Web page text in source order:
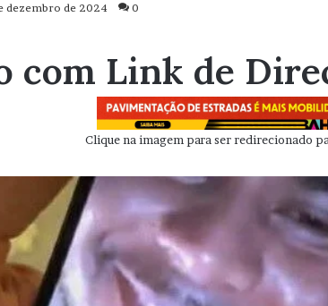
dezembro de 2024 0
com Link de
Clique na imagem para ser redirecionado